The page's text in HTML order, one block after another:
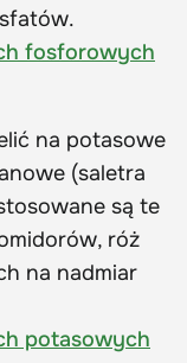
fosforowych
na potasowe
(saletra
są te
róż
na nadmiar
potasowych